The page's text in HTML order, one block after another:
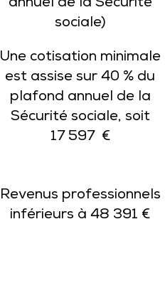
annuel de la Sécurité
sociale)
Une cotisation minimale
est assise sur 40 % du
plafond annuel de la
Sécurité sociale, soit
17 597 €
Revenus professionnels
inférieurs à 48 391 €